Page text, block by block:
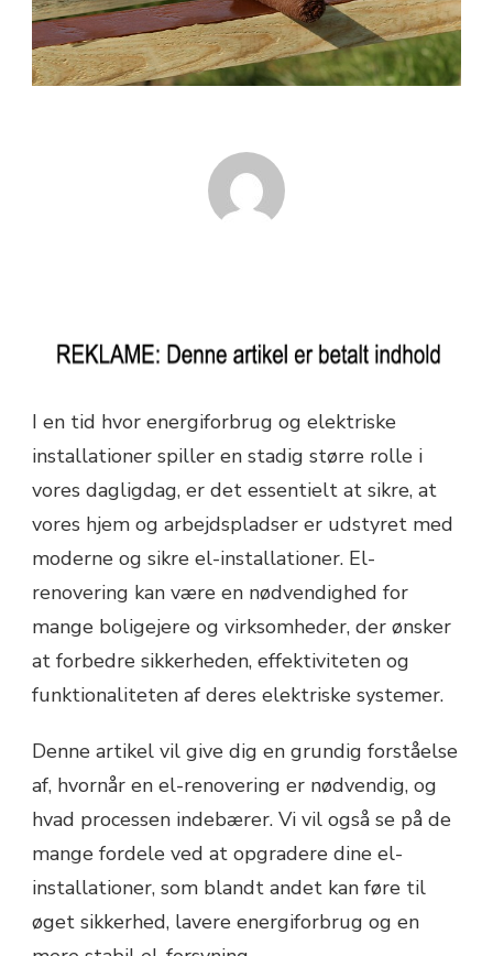
I en tid hvor energiforbrug og elektriske
installationer spiller en stadig større rolle i
vores dagligdag, er det essentielt at sikre, at
vores hjem og arbejdspladser er udstyret med
moderne og sikre el-installationer. El-
renovering kan være en nødvendighed for
mange boligejere og virksomheder, der ønsker
at forbedre sikkerheden, effektiviteten og
funktionaliteten af deres elektriske systemer.
Denne artikel vil give dig en grundig forståelse
af, hvornår en el-renovering er nødvendig, og
hvad processen indebærer. Vi vil også se på de
mange fordele ved at opgradere dine el-
installationer, som blandt andet kan føre til
øget sikkerhed, lavere energiforbrug og en